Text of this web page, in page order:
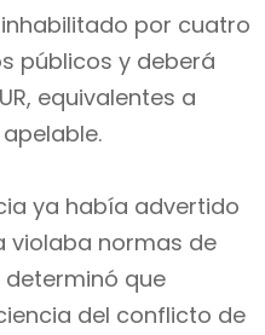
por cuatro
públicos y deberá
equivalentes a
apelable.
ya había advertido
violaba normas de
determinó que
del conflicto de